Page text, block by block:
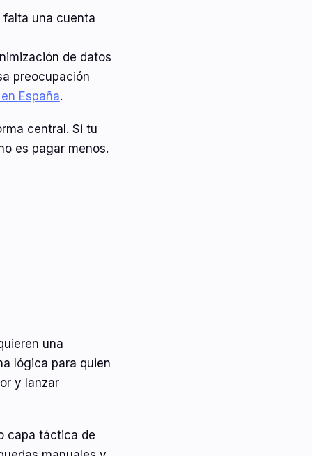
una cuenta
de datos
preocupación
España.
central. Si tu
es pagar menos.
una
lógica para quien
y lanzar
capa táctica de